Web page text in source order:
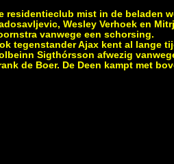
residentieclub mist in de beladen
Wesley Verhoek en
vanwege een schorsing.
tegenstander Ajax kent al lange
Sigthórsson afwezig
de Boer. De Deen kampt met